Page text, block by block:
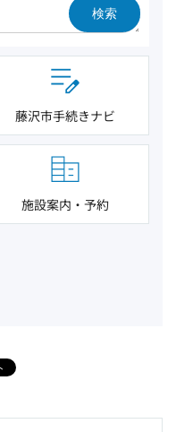
検索
藤沢市手続きナビ
施設案内・予約